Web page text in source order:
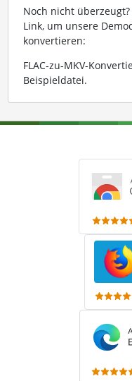
Noch nicht
Link, um unsere
konvertieren:
FLAC-zu-MKV-
Beispieldatei.